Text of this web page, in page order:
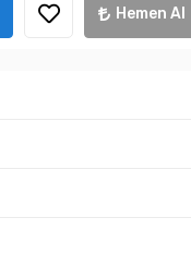
Hemen Al